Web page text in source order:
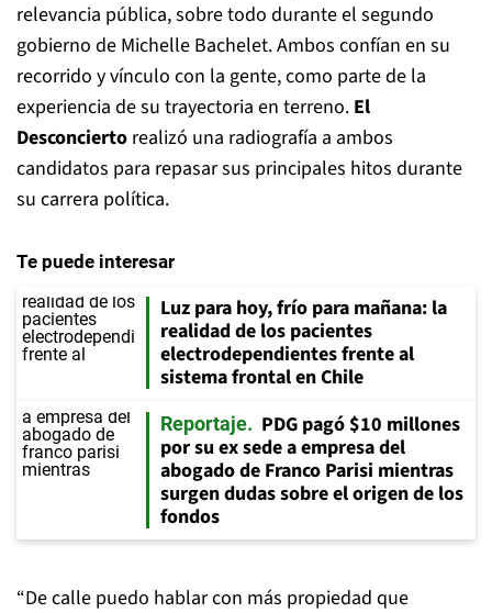
relevancia pública, sobre todo durante el segundo
gobierno de Michelle Bachelet. Ambos confían en su
recorrido y vínculo con la gente, como parte de la
experiencia de su trayectoria en terreno. El
Desconcierto realizó una radiografía a ambos
candidatos para repasar sus principales hitos durante
su carrera política.
Te puede interesar
Luz para hoy, frío para mañana: la
realidad de los pacientes
electrodependientes frente al
sistema frontal en Chile
Reportaje
PDG pagó $10 millones
por su ex sede a empresa del
abogado de Franco Parisi mientras
surgen dudas sobre el origen de los
fondos
“De calle puedo hablar con más propiedad que